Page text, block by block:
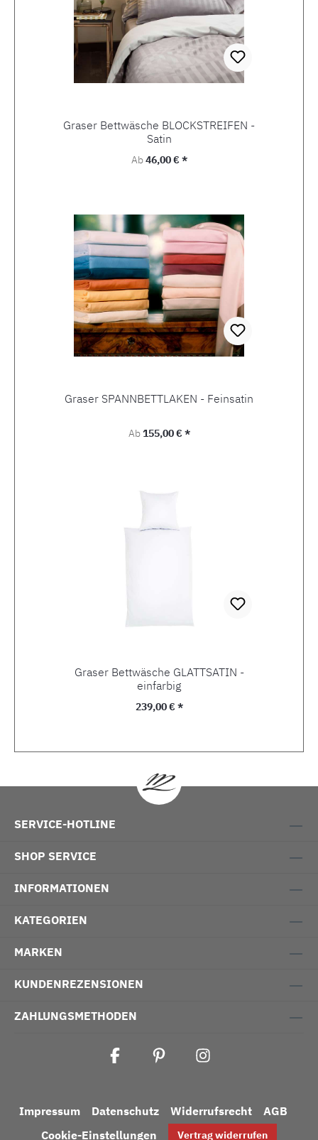
Graser Bettwäsche BLOCKSTREIFEN -
Satin
Regulärer Preis:
Ab46,00 € *
Graser SPANNBETTLAKEN - Feinsatin
Regulärer Preis:
Ab155,00 € *
Graser Bettwäsche GLATTSATIN -
einfarbig
Regulärer Preis:
239,00 € *
SERVICE-HOTLINE
SHOP SERVICE
INFORMATIONEN
KATEGORIEN
MARKEN
KUNDENREZENSIONEN
ZAHLUNGSMETHODEN
Impressum Datenschutz Widerrufsrecht
AGB
Cookie-Einstellungen
Vertrag widerrufen